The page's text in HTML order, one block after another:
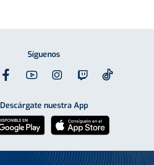
Síguenos
Descárgate nuestra App